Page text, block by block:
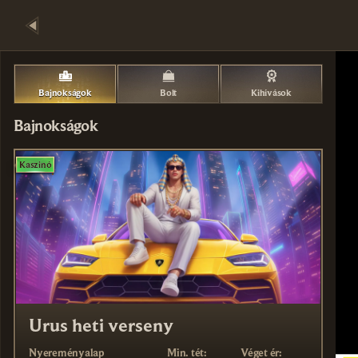
Bajnokságok Bolt Kihívások
Bajnokságok
Kaszinó
Urus heti verseny
Nyereményalap
Min. tét:
Véget ér: